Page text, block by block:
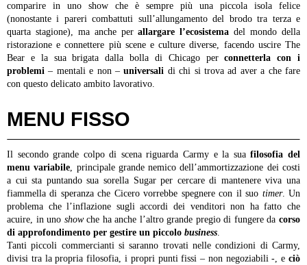
comparire in uno show che è sempre più una piccola isola felice
(nonostante i pareri combattuti sull’allungamento del brodo tra terza e
quarta stagione), ma anche perallargare l’ecosistema del mondo della
ristorazione e connettere più scene e culture diverse, facendo uscire The
Bear e la sua brigata dalla bolla di Chicago perconnetterla con i
problemi – mentali e non –universali di chi si trova ad aver a che fare
con questo delicato ambito lavorativo.
MENU FISSO
Il secondo grande colpo di scena riguarda Carmy e la suafilosofia del
menu variabile, principale grande nemico dell’ammortizzazione dei costi
a cui sta puntando sua sorella Sugar per cercare di mantenere viva una
fiammella di speranza che Cicero vorrebbe spegnere con il suo timer. Un
problema che l’inflazione sugli accordi dei venditori non ha fatto che
acuire, in uno showche ha anche l’altro grande pregio di fungere dacorso
di approfondimento per gestire un piccolo business.
Tanti piccoli commercianti si saranno trovati nelle condizioni di Carmy,
divisi tra la propria filosofia, i propri punti fissi – non negoziabili -, e ciò